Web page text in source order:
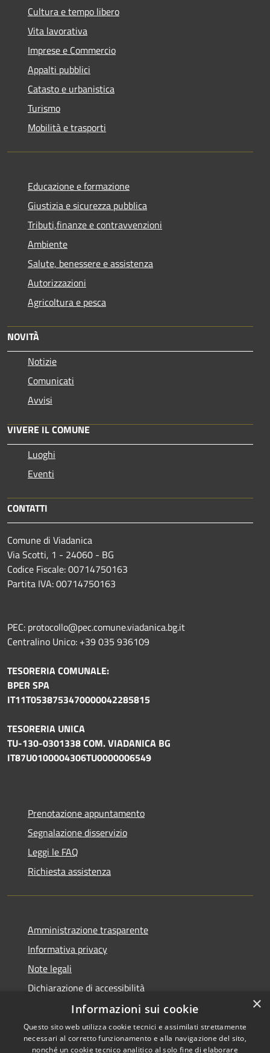
Cultura e tempo libero
Vita lavorativa
Imprese e Commercio
Appalti pubblici
Catasto e urbanistica
Turismo
Mobilità e trasporti
Educazione e formazione
Giustizia e sicurezza pubblica
Tributi,finanze e contravvenzioni
Ambiente
Salute, benessere e assistenza
Autorizzazioni
Agricoltura e pesca
NOVITÀ
Notizie
Comunicati
Avvisi
VIVERE IL COMUNE
Luoghi
Eventi
CONTATTI
Comune di Viadanica
Via Scotti, 1 - 24060 - BG
Codice Fiscale: 00714750163
Partita IVA: 00714750163
PEC: protocollo@pec.comune.viadanica.bg.it
Centralino Unico: +39 035 936109
TESORERIA COMUNALE:
BPER SPA
IT11T0538753470000042285815
TESORERIA UNICA
TU-130-0301338 COM. VIADANICA BG
IT87U0100004306TU0000006549
Prenotazione appuntamento
Segnalazione disservizio
Leggi le FAQ
Richiesta assistenza
Amministrazione trasparente
Informativa privacy
Note legali
Dichiarazione di accessibilità
Copyright © 2026 • Comune di
×
Informazioni sui cookie
Questo sito web utilizza cookie tecnici e assimilati strettamente
necessari al corretto funzionamento e alla navigazione del sito,
nonché un cookie tecnico analitico al solo fine di elaborare